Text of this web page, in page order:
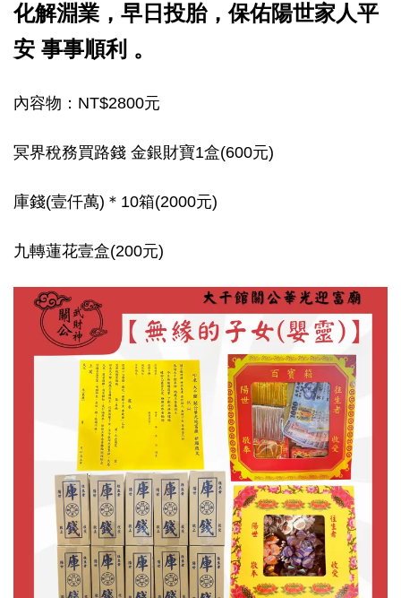
化解淵業，早日投胎，保佑陽世家人平
安 事事順利 。
內容物：NT$2800元
冥界稅務買路錢 金銀財寶1盒(600元)
庫錢(壹仟萬)＊10箱(2000元)
九轉蓮花壹盒(200元)